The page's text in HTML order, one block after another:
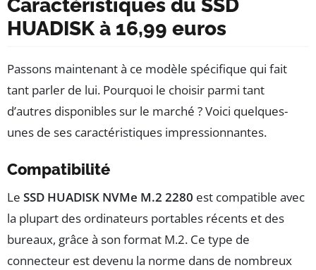
Caractéristiques du SSD
HUADISK à 16,99 euros
Passons maintenant à ce modèle spécifique qui fait
tant parler de lui. Pourquoi le choisir parmi tant
d’autres disponibles sur le marché ? Voici quelques-
unes de ses caractéristiques impressionnantes.
Compatibilité
Le SSD HUADISK NVMe M.2 2280 est compatible avec
la plupart des ordinateurs portables récents et des
bureaux, grâce à son format M.2. Ce type de
connecteur est devenu la norme dans de nombreux